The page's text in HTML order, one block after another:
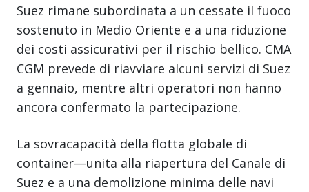
Suez rimane subordinata a un cessate il fuoco
sostenuto in Medio Oriente e a una riduzione
dei costi assicurativi per il rischio bellico. CMA
CGM prevede di riavviare alcuni servizi di Suez
a gennaio, mentre altri operatori non hanno
ancora confermato la partecipazione.
La sovracapacità della flotta globale di
container—unita alla riapertura del Canale di
Suez e a una demolizione minima delle navi